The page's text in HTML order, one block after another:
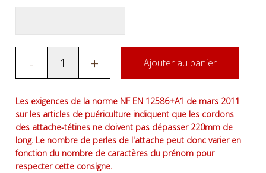
- + Ajouter au panier
Les exigences de la norme NF EN 12586+A1 de mars 2011
sur les articles de puériculture indiquent que les cordons
des attache-tétines ne doivent pas dépasser 220mm de
long. Le nombre de perles de l'attache peut donc varier en
fonction du nombre de caractères du prénom pour
respecter cette consigne.